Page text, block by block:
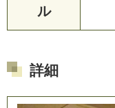
ル
詳細